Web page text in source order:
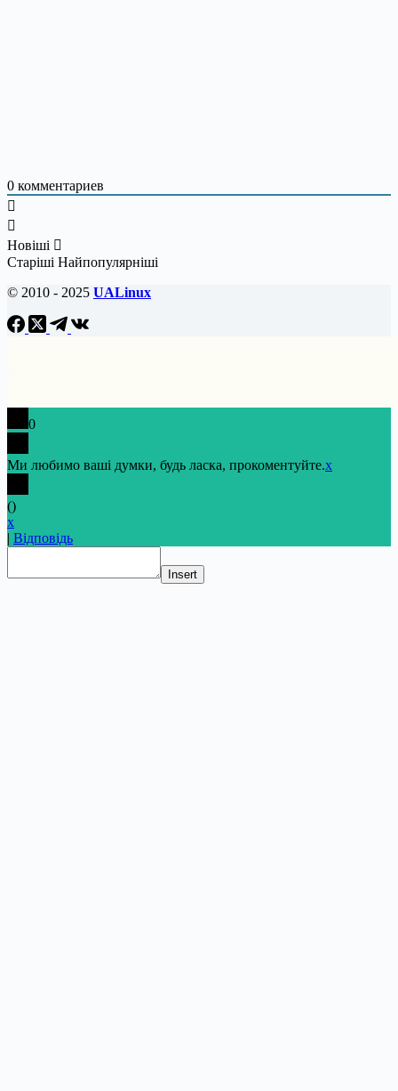
0 комментариев
Новіші
Старіші Найпопулярніші
© 2010 - 2025 UALinux
0
Ми любимо ваші думки, будь ласка, прокоментуйте.x
()
x
| Відповідь
Insert